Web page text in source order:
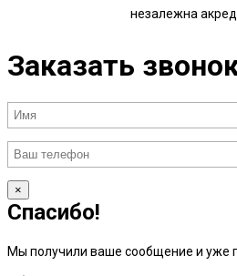
незалежна
Заказать
×
Спасибо!
Мы получили ваше сообщение и уже